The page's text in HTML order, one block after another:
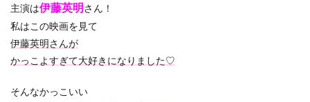
主演は伊藤英明さん！
私はこの映画を見て
伊藤英明さんが
かっこよすぎて大好きになりました♡
そんなかっこいい